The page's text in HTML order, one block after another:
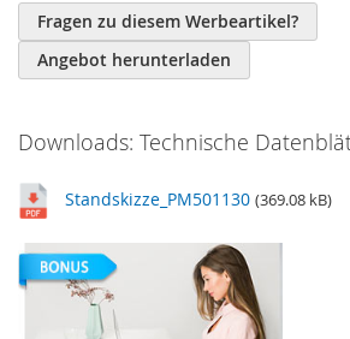
Informationen
Fragen zu diesem Werbeartikel?
Angebot herunterladen
Downloads: Technische
Standskizze_PM501130 (369.08 kB)